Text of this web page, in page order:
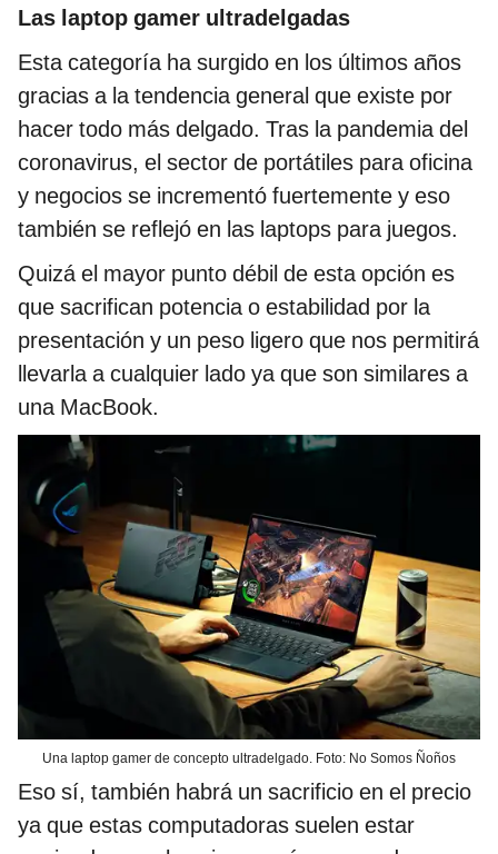
Las laptop gamer ultradelgadas
Esta categoría ha surgido en los últimos años
gracias a la tendencia general que existe por
hacer todo más delgado. Tras la pandemia del
coronavirus, el sector de portátiles para oficina
y negocios se incrementó fuertemente y eso
también se reflejó en las laptops para juegos.
Quizá el mayor punto débil de esta opción es
que sacrifican potencia o estabilidad por la
presentación y un peso ligero que nos permitirá
llevarla a cualquier lado ya que son similares a
una MacBook.
Una laptop gamer de concepto ultradelgado. Foto: No Somos Ñoños
Eso sí, también habrá un sacrificio en el precio
ya que estas computadoras suelen estar